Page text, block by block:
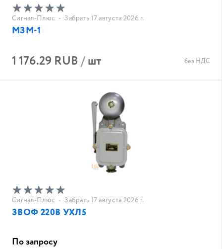
Сигнал-Плюс • Забрать 17 августа 2026 г.
МЗМ-1
1 176.29 RUB/шт без НДС
Сигнал-Плюс • Забрать 17 августа 2026 г.
ЗВОФ 220В УХЛ5
По запросу